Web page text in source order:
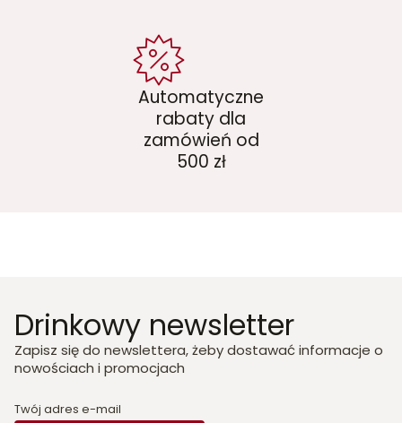
Automatyczne
rabaty dla
zamówień od
500 zł
Drinkowy newsletter
Zapisz się do newslettera, żeby dostawać informacje o
nowościach i promocjach
Twój adres e-mail